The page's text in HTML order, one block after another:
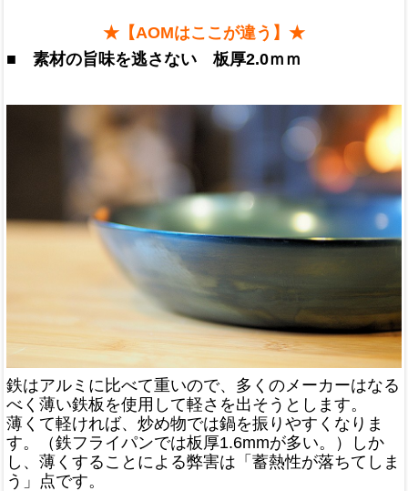
★【AOMはここが違う】★
■ 素材の旨味を逃さない 板厚2.0ｍｍ
鉄はアルミに比べて重いので、多くのメーカーはなる
べく薄い鉄板を使用して軽さを出そうとします。
薄くて軽ければ、炒め物では鍋を振りやすくなりま
す。（鉄フライパンでは板厚1.6mmが多い。）しか
し、薄くすることによる弊害は「蓄熱性が落ちてしま
う」点です。